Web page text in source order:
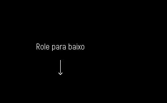
Role para baixo